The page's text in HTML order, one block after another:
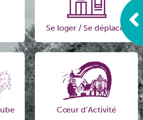
Se loger / Se déplacer
Cœur d’Activité